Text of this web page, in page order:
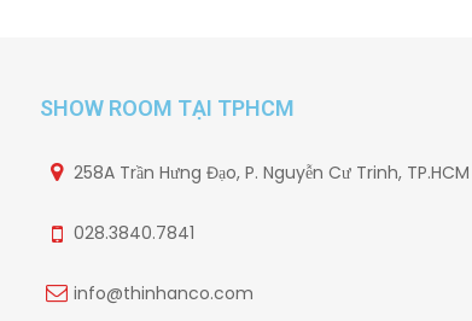
SHOW ROOM TẠI TPHCM
258A Trần Hưng Đạo, P. Nguyễn Cư Trinh, TP.HCM
028.3840.7841
info@thinhanco.com